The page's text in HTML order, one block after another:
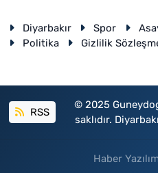
Diyarbakır Spor
Politika
Gizlilik
RSS
© 2025
saklıdır.
Haber